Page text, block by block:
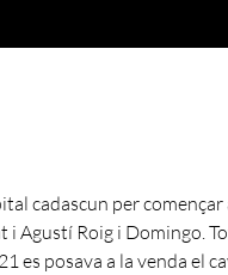
cadascun per
i Agustí Roig i Domingo.
es posava a la venda el